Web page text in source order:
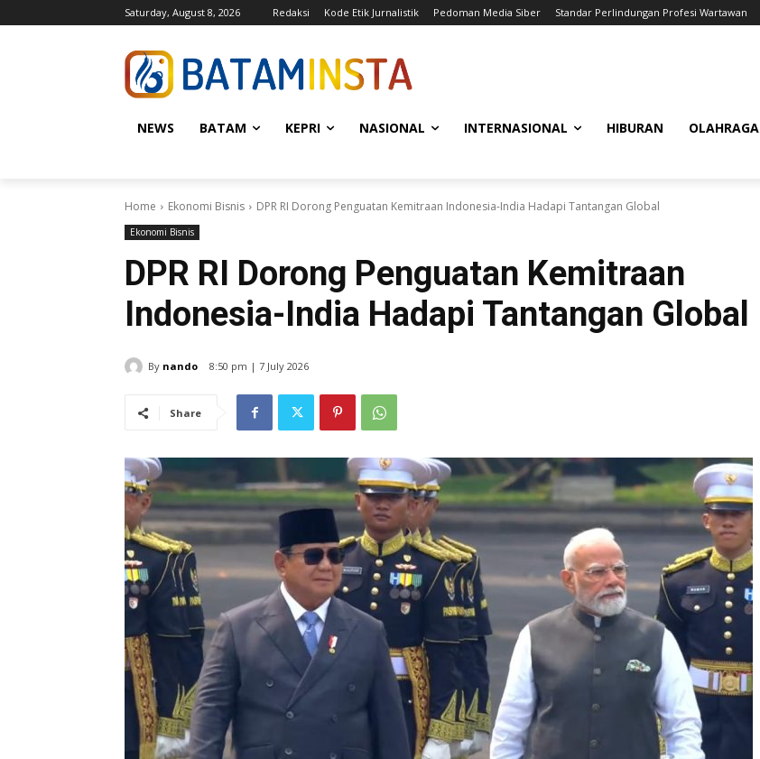
Saturday, August 8, 2026 Redaksi Kode Etik Jurnalistik Pedoman Media Siber Standar Perlindungan Profesi Wartawan
NEWS BATAM KEPRI NASIONAL INTERNASIONAL HIBURAN OLAHRAGA
Home Ekonomi Bisnis DPR RI Dorong Penguatan Kemitraan Indonesia-India Hadapi Tantangan Global
Ekonomi Bisnis
DPR RI Dorong Penguatan Kemitraan
Indonesia-India Hadapi Tantangan Global
By nando 8:50 pm | 7 July 2026
Share